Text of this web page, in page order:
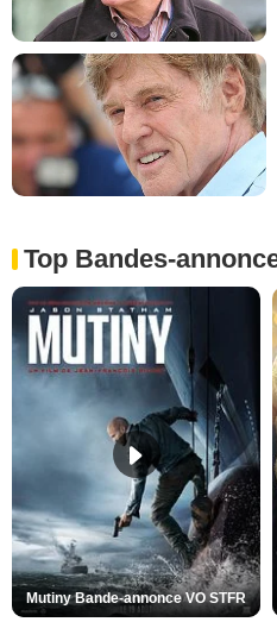
Top Bandes-
Mutiny Bande-annonce VO STFR